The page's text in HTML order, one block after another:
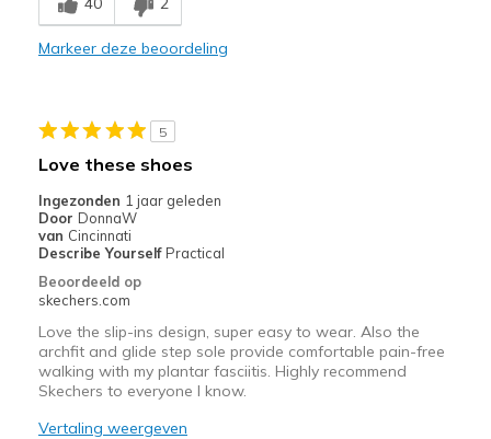
Stylish
Travel
Width
Feels true to width
Sizing
View On Shoes
Shoes are for Wearing
Markeer deze beoordeling
5
Love these shoes
Ingezonden 1 jaar geleden
Door DonnaW
van Cincinnati
Describe Yourself Practical
Beoordeeld op
skechers.com
Love the slip-ins design, super easy to wear. Also the
archfit and glide step sole provide comfortable pain-free
walking with my plantar fasciitis. Highly recommend
Skechers to everyone I know.
Vertaling weergeven